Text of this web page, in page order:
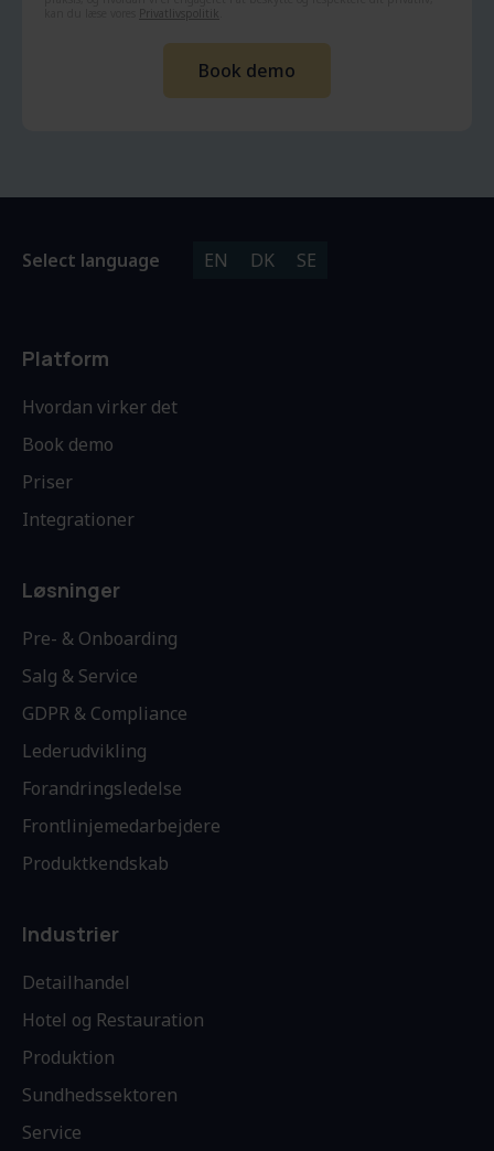
Privatlivspolitik
Select language EN DK SE
Platform
Hvordan virker det
Book demo
Priser
Integrationer
Løsninger
Pre- & Onboarding
Salg & Service
GDPR & Compliance
Lederudvikling
Forandringsledelse
Frontlinjemedarbejdere
Produktkendskab
Industrier
Detailhandel
Hotel og Restauration
Produktion
Sundhedssektoren
Service